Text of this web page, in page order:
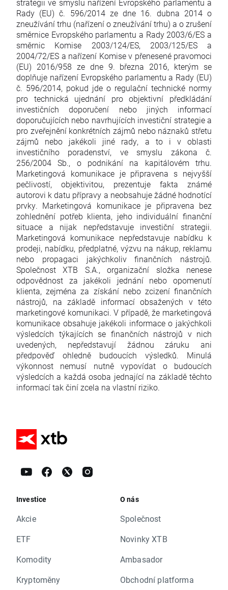
strategii ve smyslu nařízení Evropského parlamentu a
Rady (EU) č. 596/2014 ze dne 16. dubna 2014 o
zneužívání trhu (nařízení o zneužívání trhu) a o zrušení
směrnice Evropského parlamentu a Rady 2003/6/ES a
směrnic Komise 2003/124/ES, 2003/125/ES a
2004/72/ES a nařízení Komise v přenesené pravomoci
(EU) 2016/958 ze dne 9. března 2016, kterým se
doplňuje nařízení Evropského parlamentu a Rady (EU)
č. 596/2014, pokud jde o regulační technické normy
pro technická ujednání pro objektivní předkládání
investičních doporučení nebo jiných informací
doporučujících nebo navrhujících investiční strategie a
pro zveřejnění konkrétních zájmů nebo náznaků střetu
zájmů nebo jakékoli jiné rady, a to i v oblasti
investičního poradenství, ve smyslu zákona č.
256/2004 Sb., o podnikání na kapitálovém trhu.
Marketingová komunikace je připravena s nejvyšší
pečlivostí, objektivitou, prezentuje fakta známé
autorovi k datu přípravy a neobsahuje žádné hodnotící
prvky. Marketingová komunikace je připravena bez
zohlednění potřeb klienta, jeho individuální finanční
situace a nijak nepředstavuje investiční strategii.
Marketingová komunikace nepředstavuje nabídku k
prodeji, nabídku, předplatné, výzvu na nákup, reklamu
nebo propagaci jakýchkoliv finančních nástrojů.
Společnost XTB S.A., organizační složka nenese
odpovědnost za jakékoli jednání nebo opomenutí
klienta, zejména za získání nebo zcizení finančních
nástrojů, na základě informací obsažených v této
marketingové komunikaci. V případě, že marketingová
komunikace obsahuje jakékoli informace o jakýchkoli
výsledcích týkajících se finančních nástrojů v nich
uvedených, nepředstavují žádnou záruku ani
předpověď ohledně budoucích výsledků. Minulá
výkonnost nemusí nutně vypovídat o budoucích
výsledcích a každá osoba jednající na základě těchto
informací tak činí zcela na vlastní riziko.
Investice
Akcie
ETF
Komodity
Kryptoměny
O nás
Společnost
Novinky XTB
Ambasador
Obchodní platforma